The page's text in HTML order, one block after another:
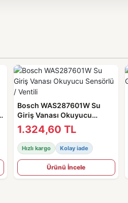
Bosch WAS287601W Su
Giriş Vanası Okuyucu
Sensörlü / Ventili
1.324,60 TL
Hızlı kargo Kolay iade
Ürünü İncele